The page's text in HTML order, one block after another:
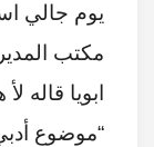
يوم جالي
مكتب
ابويا قاله
“موضوع